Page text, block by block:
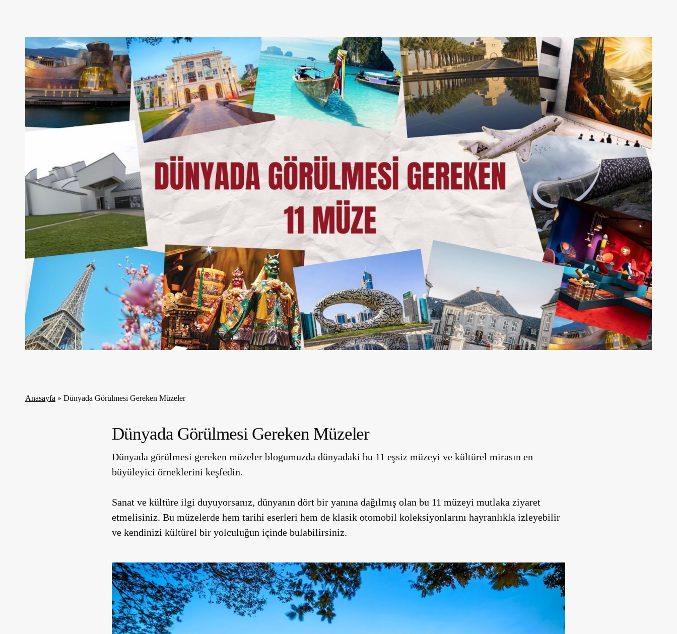
Anasayfa » Dünyada Görülmesi Gereken Müzeler
Dünyada Görülmesi Gereken Müzeler
Dünyada görülmesi gereken müzeler blogumuzda dünyadaki bu 11 eşsiz müzeyi ve kültürel mirasın en
büyüleyici örneklerini keşfedin.
Sanat ve kültüre ilgi duyuyorsanız, dünyanın dört bir yanına dağılmış olan bu 11 müzeyi mutlaka ziyaret
etmelisiniz. Bu müzelerde hem tarihi eserleri hem de klasik otomobil koleksiyonlarını hayranlıkla izleyebilir
ve kendinizi kültürel bir yolculuğun içinde bulabilirsiniz.